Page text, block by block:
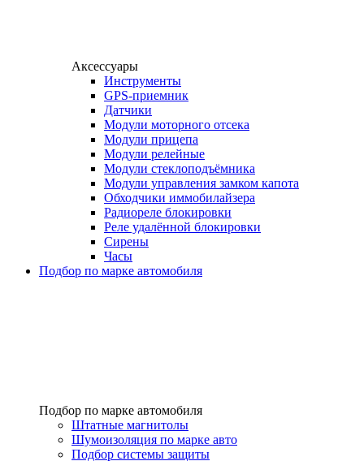
Аксессуары
Инструменты
GPS-приемник
Датчики
Модули моторного отсека
Модули прицепа
Модули релейные
Модули стеклоподъёмника
Модули управления замком капота
Обходчики иммобилайзера
Радиореле блокировки
Реле удалённой блокировки
Сирены
Часы
Подбор по марке автомобиля
Подбор по марке автомобиля
Штатные магнитолы
Шумоизоляция по марке авто
Подбор системы защиты